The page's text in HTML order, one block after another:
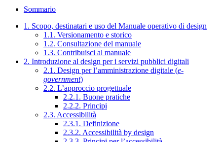
Sommario
1. Scopo, destinatari e uso del Manuale operativo di design
1.1. Versionamento e storico
1.2. Consultazione del manuale
1.3. Contribuisci al manuale
2. Introduzione al design per i servizi pubblici digitali
2.1. Design per l’amministrazione digitale (e-
government)
2.2. L’approccio progettuale
2.2.1. Buone pratiche
2.2.2. Principi
2.3. Accessibilità
2.3.1. Definizione
2.3.2. Accessibilità by design